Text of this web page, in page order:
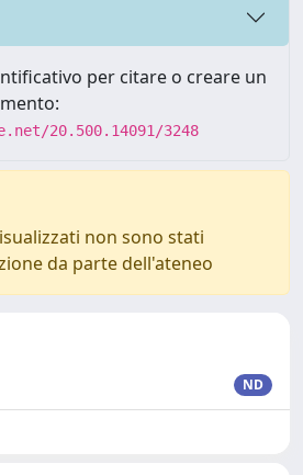
per citare o creare un
20.500.14091/3248
non sono stati
da parte dell'ateneo
ND